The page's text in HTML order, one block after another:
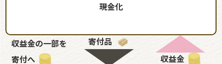
現金化
収益金の一部を
寄付へ
寄付品
収益金